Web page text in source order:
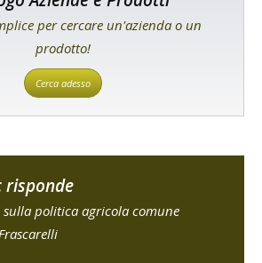
per cercare un'azienda o un
prodotto!
Cerca adesso
risponde
politica agricola comune